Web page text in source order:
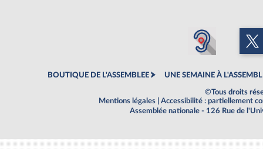
BOUTIQUE DE L'ASSEMBLEE UNE SEMAINE À
©Tous droits
Mentions légales
Accessibilité : partiellement
Assemblée nationale - 126 Rue de